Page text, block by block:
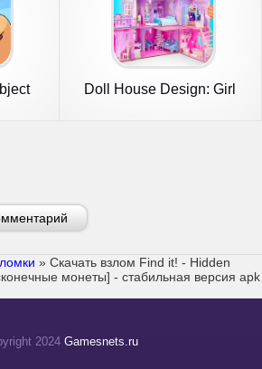
Doll House Design: Girl
» Скачать взлом Find it! - Hidden
монеты] - стабильная версия apk
2024 Gamesnets.ru